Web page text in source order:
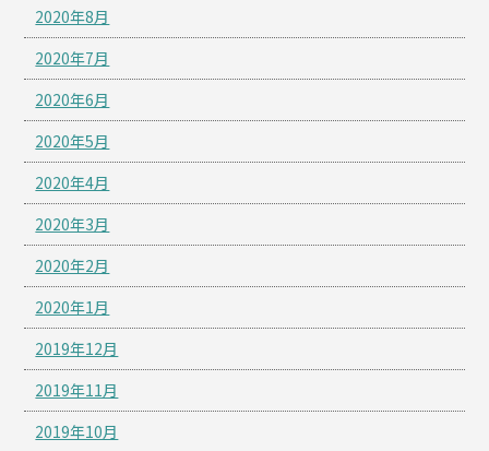
2020年8月
2020年7月
2020年6月
2020年5月
2020年4月
2020年3月
2020年2月
2020年1月
2019年12月
2019年11月
2019年10月